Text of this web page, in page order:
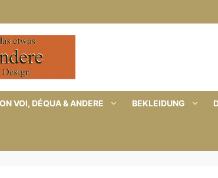
VOI, DÉQUA & ANDERE BEKLEIDUNG